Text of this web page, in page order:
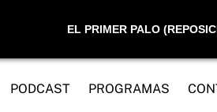
EL PRIMER PALO
PODCAST PROGRAMAS